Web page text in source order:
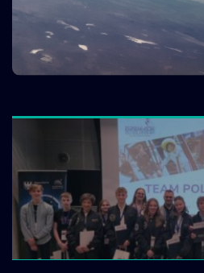
Polska w
kosmosie
Obiektów
Kosmicznych